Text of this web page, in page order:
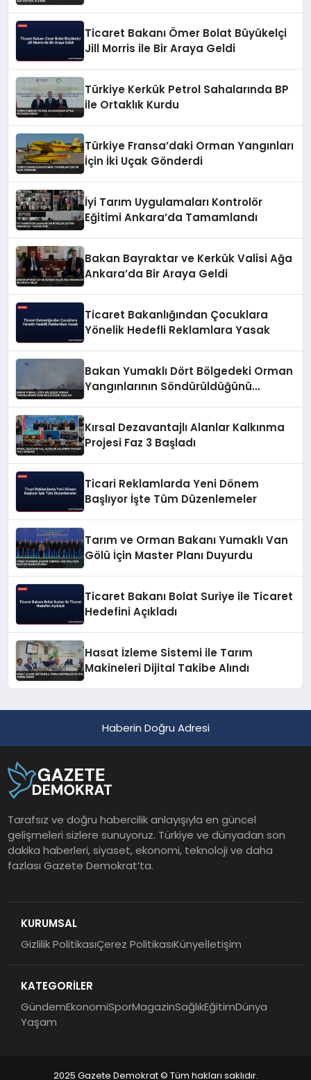
Ticaret Bakanı Ömer Bolat Büyükelçi
Jill Morris ile Bir Araya Geldi
Türkiye Kerkük Petrol Sahalarında BP
ile Ortaklık Kurdu
Türkiye Fransa’daki Orman Yangınları
İçin İki Uçak Gönderdi
İyi Tarım Uygulamaları Kontrolör
Eğitimi Ankara’da Tamamlandı
Bakan Bayraktar ve Kerkük Valisi Ağa
Ankara’da Bir Araya Geldi
Ticaret Bakanlığından Çocuklara
Yönelik Hedefli Reklamlara Yasak
Bakan Yumaklı Dört Bölgedeki Orman
Yangınlarının Söndürüldüğünü
Kırsal Dezavantajlı Alanlar Kalkınma
Projesi Faz 3 Başladı
Ticari Reklamlarda Yeni Dönem
Başlıyor İşte Tüm Düzenlemeler
Tarım ve Orman Bakanı Yumaklı Van
Gölü İçin Master Planı Duyurdu
Ticaret Bakanı Bolat Suriye ile Ticaret
Hedefini Açıkladı
Hasat İzleme Sistemi ile Tarım
Makineleri Dijital Takibe Alındı
Haberin Doğru Adresi
Tarafsız ve doğru habercilik anlayışıyla en güncel
gelişmeleri sizlere sunuyoruz. Türkiye ve dünyadan son
dakika haberleri, siyaset, ekonomi, teknoloji ve daha
fazlası Gazete Demokrat’ta.
KURUMSAL
Gizlilik PolitikasıÇerez PolitikasıKünyeİletişim
KATEGORİLER
GündemEkonomiSporMagazinSağlıkEğitimDünya
Yaşam
2025 Gazete Demokrat © Tüm hakları saklıdır.